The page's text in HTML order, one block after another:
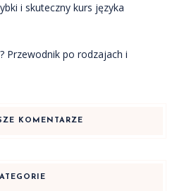
i skuteczny kurs języka
Przewodnik po rodzajach i
KOMENTARZE